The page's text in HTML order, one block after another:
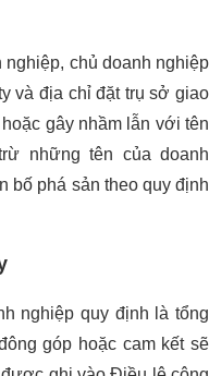
chủ doanh nghiệp
và địa chỉ đặt trụ sở giao
gây nhầm lẫn với tên
những tên của doanh
bố phá sản theo quy định
nghiệp quy định là tổng
góp hoặc cam kết sẽ